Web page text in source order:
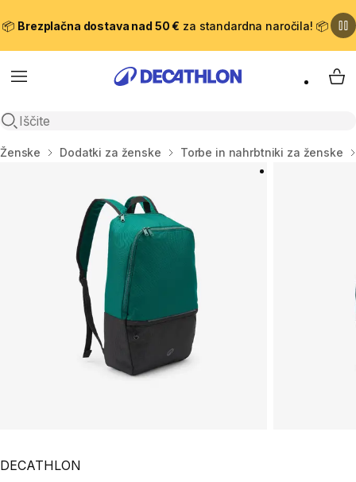
📦 Brezplačna dostava nad 50 € za standardna naročila! 📦
Meni
Odpri iskanje
Domov
Ženske Dodatki za ženske Torbe in nahrbtniki za ženske
DECATHLON